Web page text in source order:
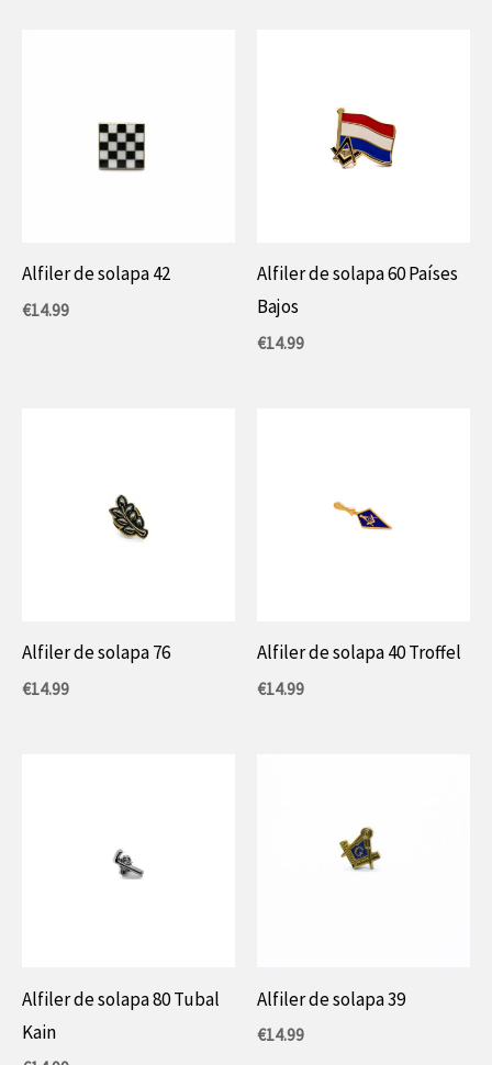
Alfiler de solapa 42
€14.99
Alfiler de solapa 60 Países
Bajos
€14.99
Alfiler de solapa 76
€14.99
Alfiler de solapa 40 Troffel
€14.99
Alfiler de solapa 80 Tubal
Kain
Alfiler de solapa 39
€14.99